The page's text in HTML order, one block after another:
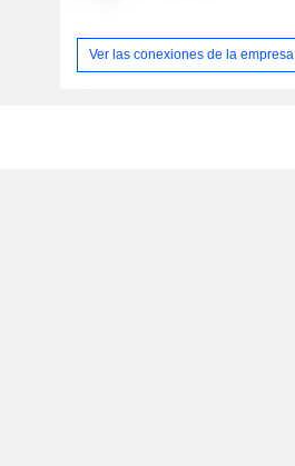
Ver las conexiones de la empresa